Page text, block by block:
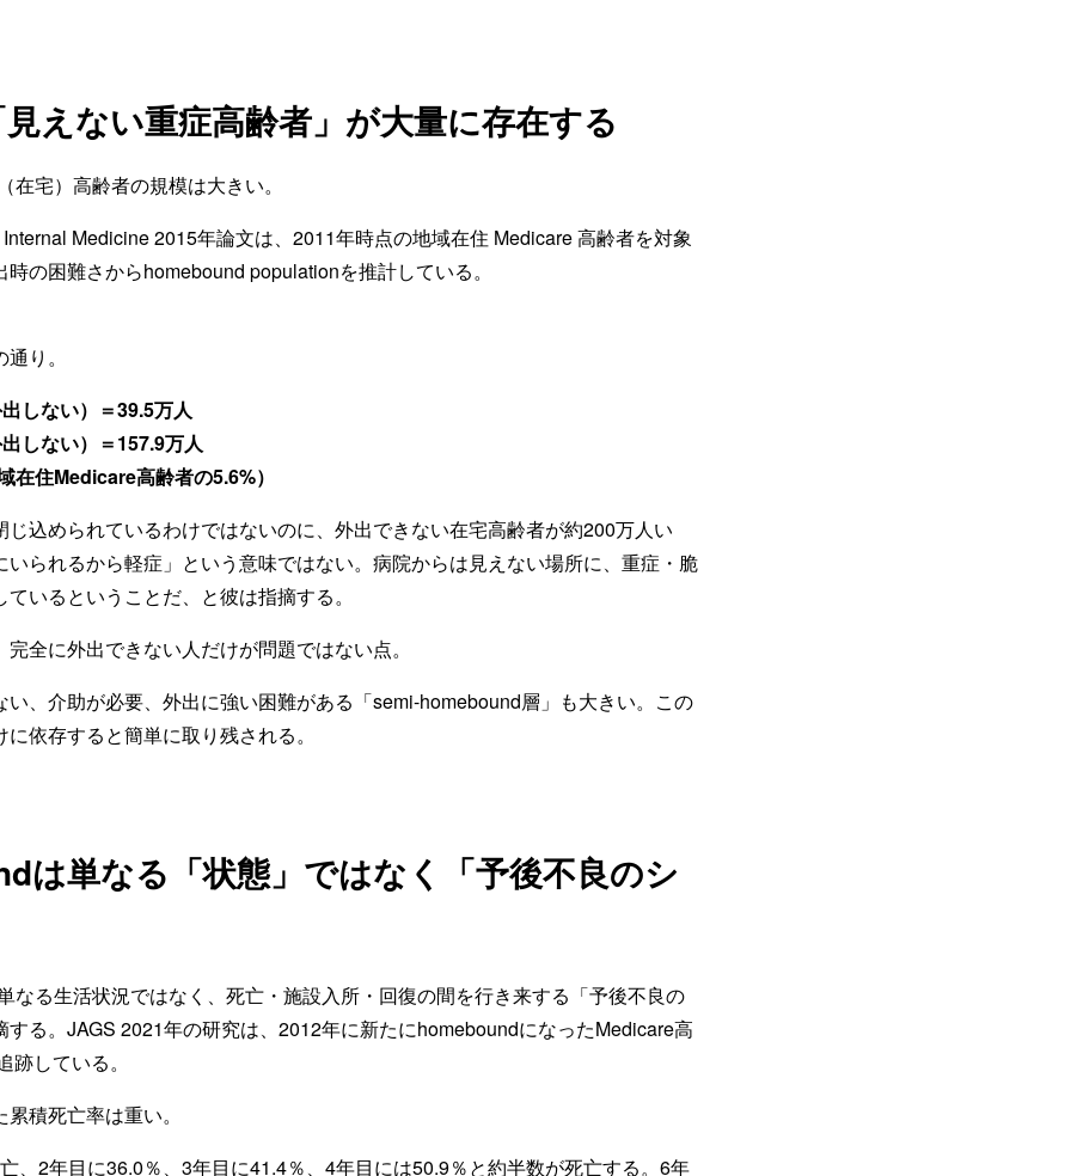
えない重症高齢者」が大量に存在する
在宅）高齢者の規模は大きい。
Medicine 2015年論文は、2011年時点の地域在住 Medicare 高齢者を対象
の困難さからhomebound populationを推計している。
り。
しない）＝39.5万人
しない）＝157.9万人
在住Medicare高齢者の5.6%）
じ込められているわけではないのに、外出できない在宅高齢者が約200万人い
いられるから軽症」という意味ではない。病院からは見えない場所に、重症・脆
いるということだ、と彼は指摘する。
全に外出できない人だけが問題ではない点。
い、介助が必要、外出に強い困難がある「semi-homebound層」も大きい。この
依存すると簡単に取り残される。
は単なる「状態」ではなく「予後不良のシ
なる生活状況ではなく、死亡・施設入所・回復の間を行き来する「予後不良の
する。JAGS 2021年の研究は、2012年に新たにhomeboundになったMedicare高
している。
積死亡率は重い。
、2年目に36.0％、3年目に41.4％、4年目には50.9％と約半数が死亡する。6年